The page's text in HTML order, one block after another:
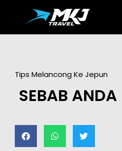
Tips Melancong Ke Jepun
SEBAB